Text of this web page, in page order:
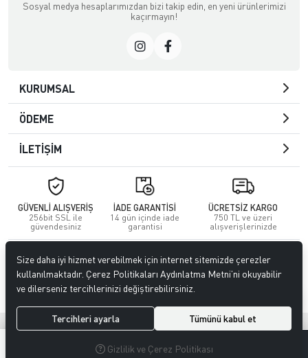
Sosyal medya hesaplarımızdan bizi takip edin, en yeni ürünlerimizi
kaçırmayın!
KURUMSAL
ÖDEME
İLETİŞİM
GÜVENLİ ALIŞVERİŞ
256bit SSL ile
güvendesiniz
İADE GARANTİSİ
14 gün içinde iade
garantisi
ÜCRETSİZ KARGO
750 TL ve üzeri
alışverişlerinizde
ŞİRKETİ. Tüm hakları saklıdır.
Hipotenüs ®Yeni Nesil E-Ticaret Sistemleri ile Hazırlanmıştır.
Size daha iyi hizmet verebilmek için internet sitemizde çerezler
kullanılmaktadır. Çerez Politikaları Aydınlatma Metni’ni okuyabilir
ve dilerseniz tercihlerinizi değiştirebilirsiniz.
Tercihleri ayarla Tümünü kabul et
Gizlilik ve Çerez Politikası